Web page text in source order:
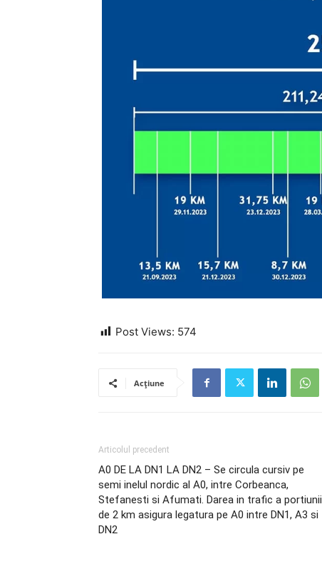
Post Views: 574
Acțiune
Articolul precedent
A0 DE LA DN1 LA DN2 – Se circula cursiv pe
semi inelul nordic al A0, intre Corbeanca,
Stefanesti si Afumati. Darea in trafic a portiunii
de 2 km asigura legatura pe A0 intre DN1, A3 si
DN2